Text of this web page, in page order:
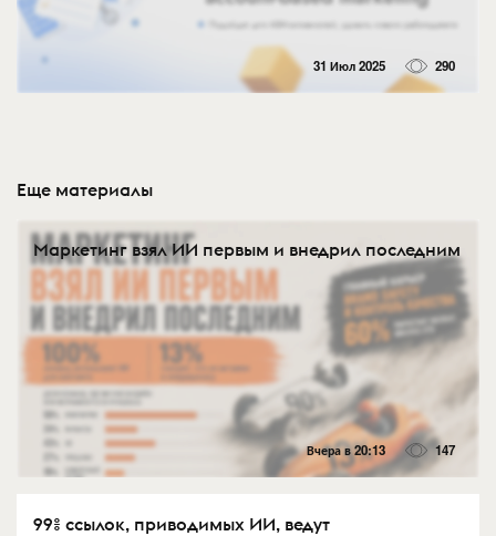
31 Июл 2025 290
Еще материалы
Маркетинг взял ИИ первым и внедрил последним
Вчера в 20:13 147
99% ссылок, приводимых ИИ, ведут